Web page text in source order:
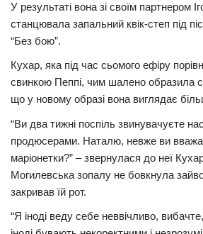
Трагедії
Курйози
Суспільство
Культура
Шоу-біз
#Війна
У результаті вона зі своїм партнером
станцювала запальний квік-степ під
“Без бою”.
Кухар, яка під час сьомого ефіру
свинкою Пеппі, чим шалено образила
що у новому образі вона виглядає
“Ви два тижні поспіль звинувачуєте
продюсерами. Наталю, невже ви
маріонетки?” – звернулася до неї
Могилевська зопалу не бовкнула
закривав їй рот.
“Я іноді веду себе неввічливо,